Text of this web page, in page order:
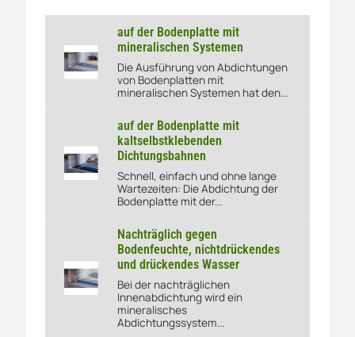
auf der Bodenplatte mit mineralischen Systemen
auf der Bodenplatte mit
mineralischen Systemen
Die Ausführung von Abdichtungen
von Bodenplatten mit
mineralischen Systemen hat den...
auf der Bodenplatte mit kaltselbstklebenden
auf der Bodenplatte mit
kaltselbstklebenden
Dichtungsbahnen
Schnell, einfach und ohne lange
Wartezeiten: Die Abdichtung der
Bodenplatte mit der...
Nachträglich gegen Bodenfeuchte, nichtdrückendes und
Nachträglich gegen
Bodenfeuchte, nichtdrückendes
und drückendes Wasser
Bei der nachträglichen
Innenabdichtung wird ein
mineralisches
Abdichtungssystem...